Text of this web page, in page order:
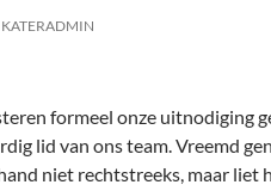
KATERADMIN
formeel onze uitnodiging
lid van ons team. Vreemd
niet rechtstreeks, maar liet